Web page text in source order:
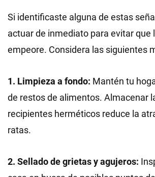
Si identificaste alguna de estas
actuar de inmediato para evitar que
empeore. Considera las siguientes
1. Limpieza a fondo: Mantén tu
de restos de alimentos. Almacenar
recipientes herméticos reduce la
ratas.
2. Sellado de grietas y agujeros: